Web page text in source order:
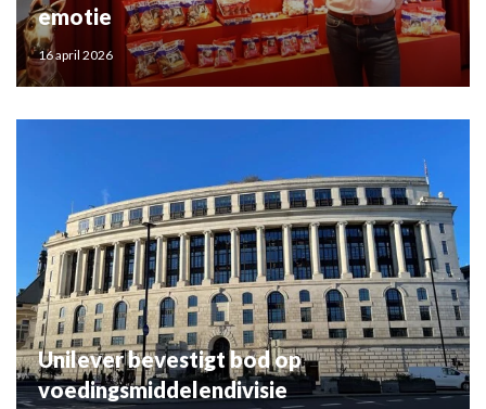
emotie
16 april 2026
Unilever bevestigt bod op
voedingsmiddelendivisie